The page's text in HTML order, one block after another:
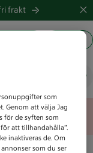
frakt
som
Genom att välja Jag
för de syften som
att tillhandahålla”.
inaktiveras de. Om
som du ser